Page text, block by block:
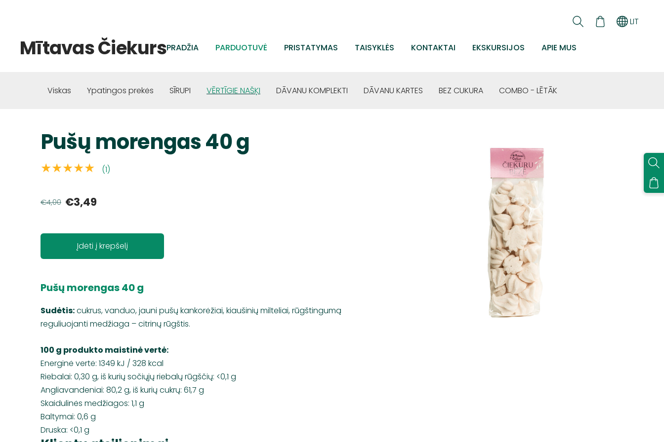
Mītavas ČiekursPRADŽIA PARDUOTUVĖ PRISTATYMAS TAISYKLĖS KONTAKTAI EKSKURSIJOS APIE MUS
LIT
Viskas Ypatingos prekės SĪRUPI VĒRTĪGIE NAŠĶI DĀVANU KOMPLEKTI DĀVANU KARTES BEZ CUKURA COMBO - LĒTĀK
Pušų morengas 40 g
★★★★★ (1)
€4,00 €3,49
Įdėti į krepšelį
Pušų morengas 40 g
Sudėtis:cukrus, vanduo, jauni pušų kankorėžiai, kiaušinių milteliai, rūgštingumą
reguliuojanti medžiaga – citrinų rūgštis.
100 g produkto maistinė vertė:
Energinė vertė: 1349 kJ / 328 kcal
Riebalai: 0,30 g, iš kurių sočiųjų riebalų rūgščių: <0,1 g
Angliavandeniai: 80,2 g, iš kurių cukrų: 61,7 g
Skaidulinės medžiagos: 1,1 g
Baltymai: 0,6 g
Druska: <0,1 g